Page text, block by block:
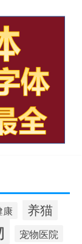
康 养猫
宠物医院